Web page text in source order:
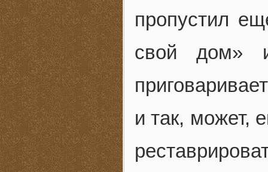
пропустил
свой дом»
и так, может,